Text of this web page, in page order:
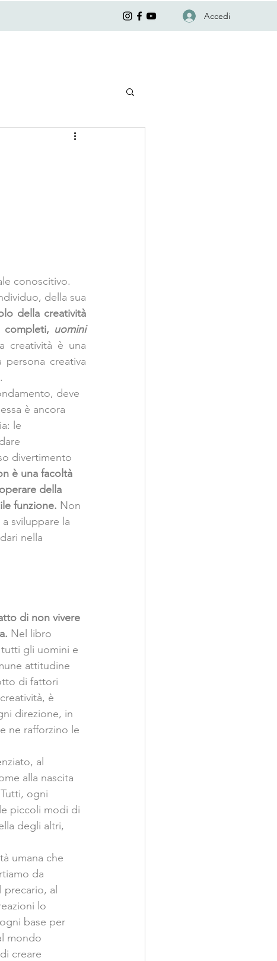
Accedi
conoscitivo.
della sua
della creatività
completi, uomini
creatività è una
persona creativa
deve
è ancora
le
divertimento
è una facoltà
della
funzione. Non
sviluppare la
nella
di non vivere
Nel libro
gli uomini e
attitudine
di fattori
è
direzione, in
ne rafforzino le
al
alla nascita
ogni
piccoli modi di
degli altri,
umana che
da
al
lo
base per
mondo
creare